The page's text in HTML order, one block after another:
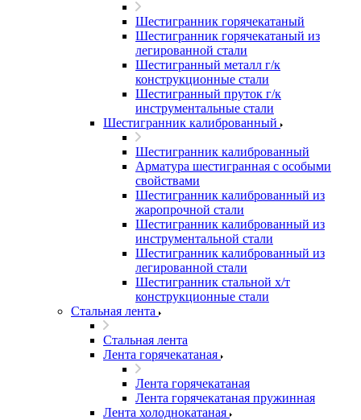
Шестигранник горячекатаный
Шестигранник горячекатаный из
легированной стали
Шестигранный металл г/к
конструкционные стали
Шестигранный пруток г/к
инструментальные стали
Шестигранник калиброванный
Шестигранник калиброванный
Арматура шестигранная с особыми
свойствами
Шестигранник калиброванный из
жаропрочной стали
Шестигранник калиброванный из
инструментальной стали
Шестигранник калиброванный из
легированной стали
Шестигранник стальной х/т
конструкционные стали
Стальная лента
Стальная лента
Лента горячекатаная
Лента горячекатаная
Лента горячекатаная пружинная
Лента холоднокатаная